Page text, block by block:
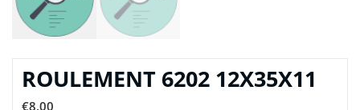
ROULEMENT 6202 12X35X11
€8,00